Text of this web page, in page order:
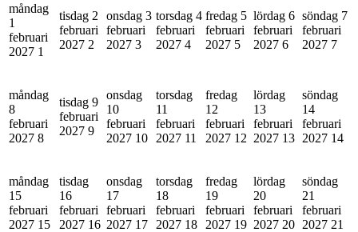
måndag
1
februari
2027 1
tisdag 2
februari
2027 2
onsdag 3
februari
2027 3
torsdag 4
februari
2027 4
fredag 5
februari
2027 5
lördag 6
februari
2027 6
söndag 7
februari
2027 7
måndag
8
februari
2027 8
tisdag 9
februari
2027 9
onsdag
10
februari
2027 10
torsdag
11
februari
2027 11
fredag
12
februari
2027 12
lördag
13
februari
2027 13
söndag
14
februari
2027 14
måndag
15
februari
2027 15
tisdag
16
februari
2027 16
onsdag
17
februari
2027 17
torsdag
18
februari
2027 18
fredag
19
februari
2027 19
lördag
20
februari
2027 20
söndag
21
februari
2027 21